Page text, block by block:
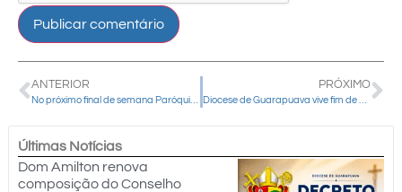
ANTERIOR PRÓXIMO
Últimas Notícias
Dom Amilton renova
composição do Conselho